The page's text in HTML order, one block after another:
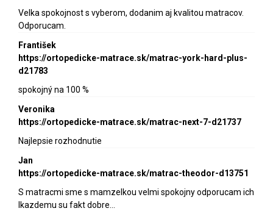
Velka spokojnost s vyberom, dodanim aj kvalitou matracov.
Odporucam.
František
https://ortopedicke-matrace.sk/matrac-york-hard-plus-
d21783
spokojný na 100 %
Veronika
https://ortopedicke-matrace.sk/matrac-next-7-d21737
Najlepsie rozhodnutie
Jan
https://ortopedicke-matrace.sk/matrac-theodor-d13751
S matracmi sme s mamzelkou velmi spokojny odporucam ich
lkazdemu su fakt dobre…